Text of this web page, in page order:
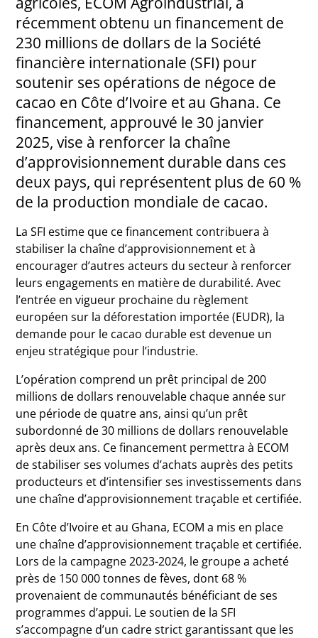
récemment obtenu un financement de
230 millions de dollars de la Société
financière internationale (SFI) pour
soutenir ses opérations de négoce de
cacao en Côte d’Ivoire et au Ghana. Ce
financement, approuvé le 30 janvier
2025, vise à renforcer la chaîne
d’approvisionnement durable dans ces
deux pays, qui représentent plus de 60 %
de la production mondiale de cacao.
La SFI estime que ce financement contribuera à
stabiliser la chaîne d’approvisionnement et à
encourager d’autres acteurs du secteur à renforcer
leurs engagements en matière de durabilité. Avec
l’entrée en vigueur prochaine du règlement
européen sur la déforestation importée (EUDR), la
demande pour le cacao durable est devenue un
enjeu stratégique pour l’industrie.
L’opération comprend un prêt principal de 200
millions de dollars renouvelable chaque année sur
une période de quatre ans, ainsi qu’un prêt
subordonné de 30 millions de dollars renouvelable
après deux ans. Ce financement permettra à ECOM
de stabiliser ses volumes d’achats auprès des petits
producteurs et d’intensifier ses investissements dans
une chaîne d’approvisionnement traçable et certifiée.
En Côte d’Ivoire et au Ghana, ECOM a mis en place
une chaîne d’approvisionnement traçable et certifiée.
Lors de la campagne 2023-2024, le groupe a acheté
près de 150 000 tonnes de fèves, dont 68 %
provenaient de communautés bénéficiant de ses
programmes d’appui. Le soutien de la SFI
s’accompagne d’un cadre strict garantissant que les